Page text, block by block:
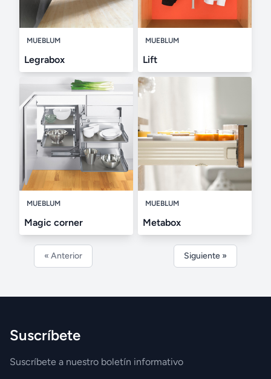
MUEBLUM
Legrabox
MUEBLUM
Lift
MUEBLUM
Magic corner
MUEBLUM
Metabox
« Anterior Siguiente »
Suscríbete
Suscríbete a nuestro boletín informativo